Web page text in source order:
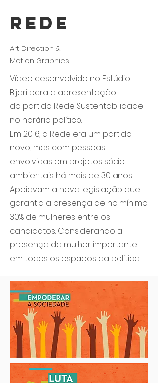
Rede
Art Direction &
Motion Graphics
Vídeo desenvolvido no Estúdio
Bijari para a apresentação
do partido Rede Sustentabilidade
no horário político.
Em 2016, a Rede era um partido
novo, mas com pessoas
envolvidas em projetos sócio
ambientais há mais de 30 anos.
Apoiavam a nova legislação que
garantia a presença de no mínimo
30% de mulheres entre os
candidatos. Considerando a
presença da mulher importante
em todos os espaços da política.